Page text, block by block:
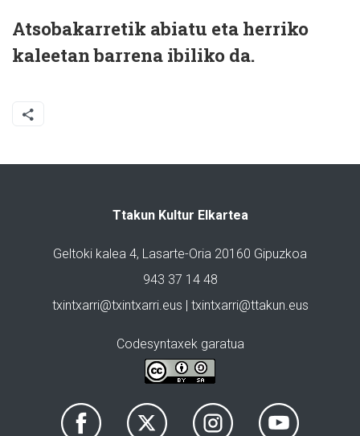
Atsobakarretik abiatu eta herriko
kaleetan barrena ibiliko da.
Ttakun Kultur Elkartea
Geltoki kalea 4, Lasarte-Oria 20160 Gipuzkoa
943 37 14 48
txintxarri@txintxarri.eus | txintxarri@ttakun.eus
Codesyntaxek garatua